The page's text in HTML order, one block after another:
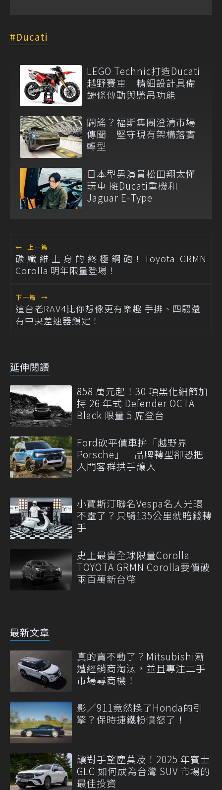
Ducati
LEGO Technic打造Ducati
越野賽車 精細設計具備
鏈條傳動與懸吊功能
闢謠？福斯集團澄清市場
傳聞 堅守現有架構落實
轉型
日本型男演員松田翔太懂
玩車 擁Ducati重機和
Jaguar E-Type
← 上一篇
碳纖維上身的終極鋼砲! Toyota GRMN
Corolla 明年限量登場！
下一篇 →
這台老RAV4比你想像更有樂趣 手排、四驅還
有中央差速器鎖定！
延伸閱讀
858 萬元起！30 項黑化細節加
持 26 年式 Defender OCTA
Black 限量 5 席登台
Ford砍平價車拚「越野界
Porsche」 品牌轉型卻恐把
入門客群拱手讓人
小賈斯汀聯名Vespa名人光環
不靈了？只騎135公里就賠錢轉
手
史上最貴全球限量Corolla
TOYOTA GRMN Corolla要價破
兩百萬新台幣
最新文章
真的賣不動了？Mitsubishi漸
遭經銷商淘汰，並且專注二手
市場尋商機！
影／911竟然換了Honda的引
擎？保時捷鐵粉憤怒了！
讓對手望塵莫及！2025 年賓士
GLC 如何成為台灣 SUV 市場的
最佳投資